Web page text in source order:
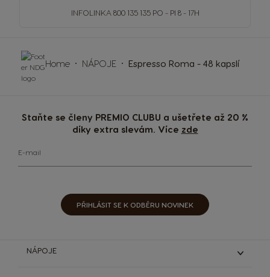
INFOLINKA 800 135 135 PO - PI 8 - 17H
Staňte se členy PREMIO CLUBU a ušetřete až 20 %
díky extra slevám. Více zde
E-mail
PŘIHLÁSIT SE K ODBĚRU NOVINEK
Home NÁPOJE Espresso Roma - 48 kapslí
NÁPOJE